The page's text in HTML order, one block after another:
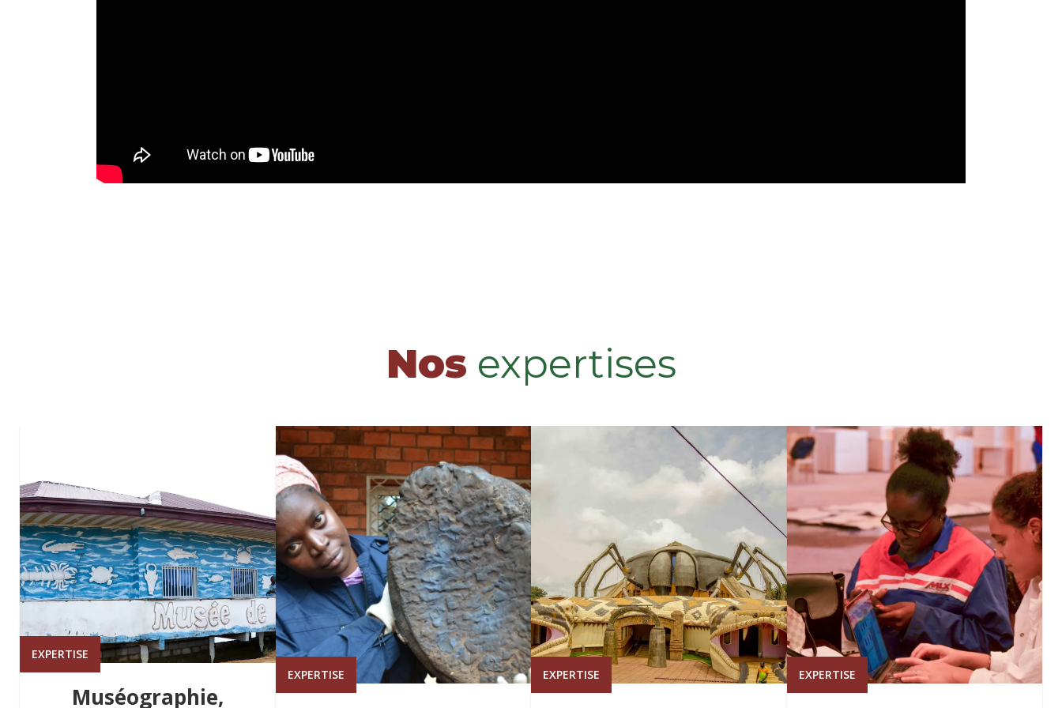
Nos expertises
EXPERTISE
Muséographie,
EXPERTISE EXPERTISE EXPERTISE